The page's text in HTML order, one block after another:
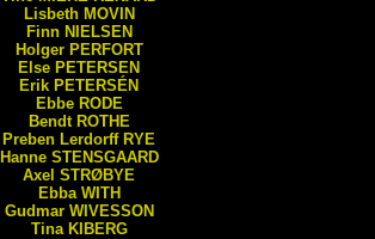
Lisbeth MOVIN
Finn NIELSEN
Holger PERFORT
Else PETERSEN
Erik PETERSÉN
Ebbe RODE
Bendt ROTHE
Preben Lerdorff RYE
Hanne STENSGAARD
Axel STRØBYE
Ebba WITH
Gudmar WIVESSON
Tina KIBERG